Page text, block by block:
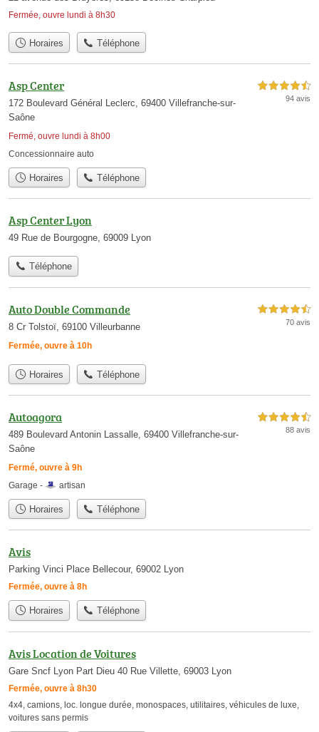
Fermée, ouvre lundi à 8h30
Horaires Téléphone
Asp Center
172 Boulevard Général Leclerc, 69400 Villefranche-sur-
Saône
Fermé, ouvre lundi à 8h00
4,5 étoiles sur 5
94 avis
Concessionnaire auto
Horaires Téléphone
Asp Center Lyon
49 Rue de Bourgogne, 69009 Lyon
Téléphone
Auto Double Commande
8 Cr Tolstoï, 69100 Villeurbanne
Fermée, ouvre à 10h
4,5 étoiles sur 5
70 avis
Horaires Téléphone
Autoagora
489 Boulevard Antonin Lassalle, 69400 Villefranche-sur-
Saône
Fermé, ouvre à 9h
4,5 étoiles sur 5
88 avis
Garage - artisan
Horaires Téléphone
Avis
Parking Vinci Place Bellecour, 69002 Lyon
Fermée, ouvre à 8h
Horaires Téléphone
Avis Location de Voitures
Gare Sncf Lyon Part Dieu 40 Rue Villette, 69003 Lyon
Fermée, ouvre à 8h30
4x4 camions loc. longue durée monospaces utilitaires véhicules de luxe
voitures sans permis